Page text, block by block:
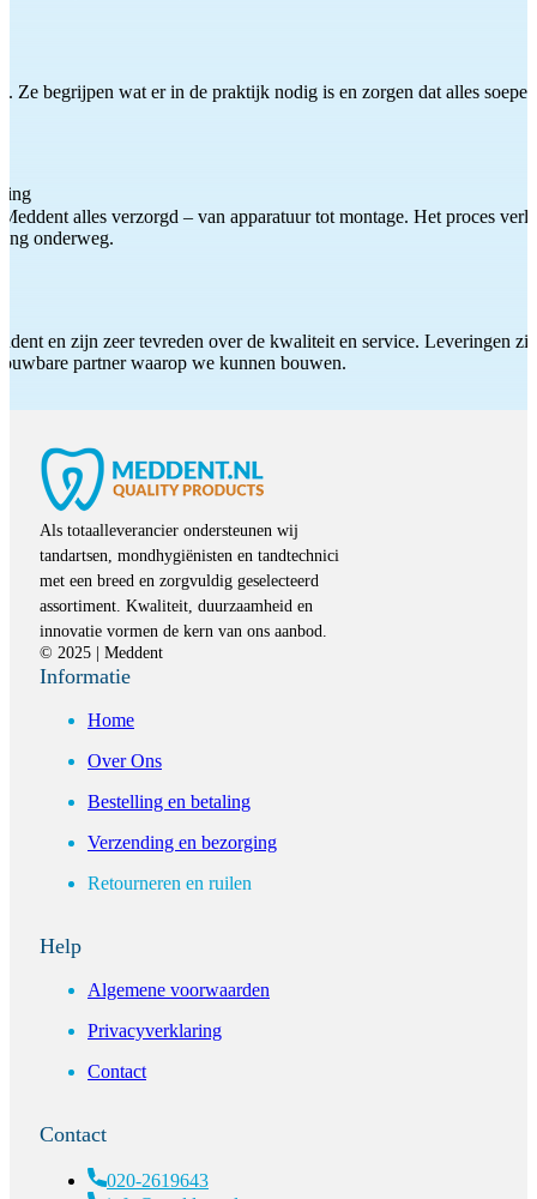
Ze begrijpen wat er in de praktijk nodig is en zorgen dat alles
alles verzorgd – van apparatuur tot montage. Het proces
onderweg.
en zijn zeer tevreden over de kwaliteit en service. Leveringen
partner waarop we kunnen bouwen.
Als totaalleverancier ondersteunen wij
tandartsen, mondhygiënisten en tandtechnici
met een breed en zorgvuldig geselecteerd
assortiment. Kwaliteit, duurzaamheid en
innovatie vormen de kern van ons aanbod.
© 2025 | Meddent
Informatie
Home
Over Ons
Bestelling en betaling
Verzending en bezorging
Retourneren en ruilen
Help
Algemene voorwaarden
Privacyverklaring
Contact
Contact
020-2619643